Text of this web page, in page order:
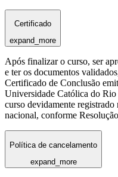
Certificado
expand_more
Após finalizar o curso, ser
e ter os documentos
Certificado de Conclusão
Universidade Católica do
curso devidamente
nacional, conforme
Política de cancelamento
expand_more